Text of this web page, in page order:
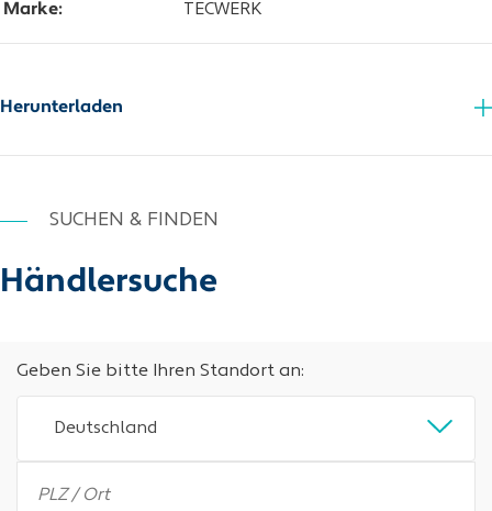
Marke:
TECWERK
Herunterladen
Zusatzinfo_PDF
SUCHEN & FINDEN
Händlersuche
Geben Sie bitte Ihren Standort an:
Deutschland